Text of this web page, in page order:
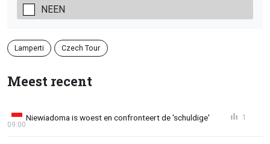
NEEN
Lamperti Czech Tour
Meest recent
Niewiadoma is woest en confronteert de 'schuldige'
09:00
1